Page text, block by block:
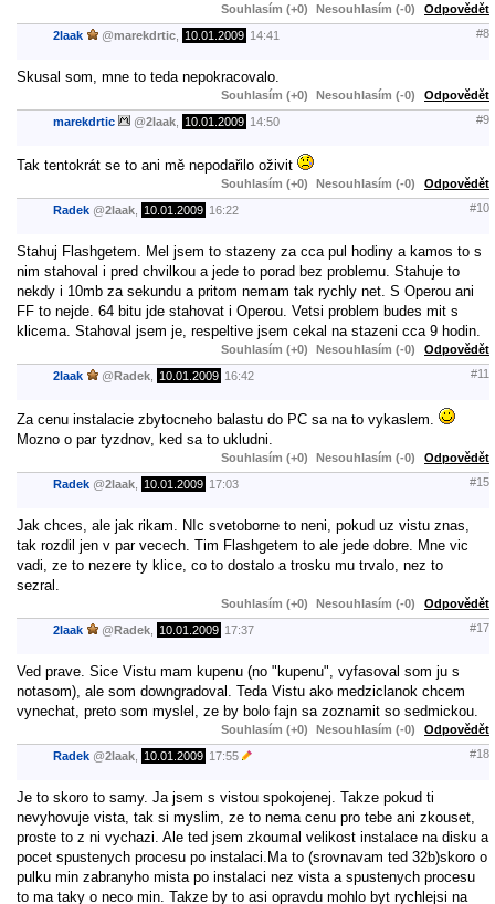
Souhlasím (+0) Nesouhlasím (-0) Odpovědět
2laak @marekdrtic 10.01.2009 14:41 #8
Skusal som, mne to teda nepokracovalo.
Souhlasím (+0) Nesouhlasím (-0) Odpovědět
marekdrtic @2laak 10.01.2009 14:50 #9
Tak tentokrát se to ani mě nepodařilo oživit
Souhlasím (+0) Nesouhlasím (-0) Odpovědět
Radek @2laak 10.01.2009 16:22 #10
Stahuj Flashgetem. Mel jsem to stazeny za cca pul hodiny a kamos to s
nim stahoval i pred chvilkou a jede to porad bez problemu. Stahuje to
nekdy i 10mb za sekundu a pritom nemam tak rychly net. S Operou ani
FF to nejde. 64 bitu jde stahovat i Operou. Vetsi problem budes mit s
klicema. Stahoval jsem je, respeltive jsem cekal na stazeni cca 9 hodin.
Souhlasím (+0) Nesouhlasím (-0) Odpovědět
2laak @Radek 10.01.2009 16:42 #11
Za cenu instalacie zbytocneho balastu do PC sa na to vykaslem.
Mozno o par tyzdnov, ked sa to ukludni.
Souhlasím (+0) Nesouhlasím (-0) Odpovědět
Radek @2laak 10.01.2009 17:03 #15
Jak chces, ale jak rikam. NIc svetoborne to neni, pokud uz vistu znas,
tak rozdil jen v par vecech. Tim Flashgetem to ale jede dobre. Mne vic
vadi, ze to nezere ty klice, co to dostalo a trosku mu trvalo, nez to
sezral.
Souhlasím (+0) Nesouhlasím (-0) Odpovědět
2laak @Radek 10.01.2009 17:37 #17
Ved prave. Sice Vistu mam kupenu (no "kupenu", vyfasoval som ju s
notasom), ale som downgradoval. Teda Vistu ako medziclanok chcem
vynechat, preto som myslel, ze by bolo fajn sa zoznamit so sedmickou.
Souhlasím (+0) Nesouhlasím (-0) Odpovědět
Radek @2laak 10.01.2009 17:55 #18
Je to skoro to samy. Ja jsem s vistou spokojenej. Takze pokud ti
nevyhovuje vista, tak si myslim, ze to nema cenu pro tebe ani zkouset,
proste to z ni vychazi. Ale ted jsem zkoumal velikost instalace na disku a
pocet spustenych procesu po instalaci.Ma to (srovnavam ted 32b)skoro o
pulku min zabranyho mista po instalaci nez vista a spustenych procesu
to ma taky o neco min. Takze by to asi opravdu mohlo byt rychlejsi na